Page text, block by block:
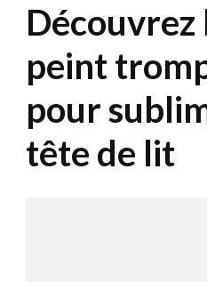
peint
pour
tête de lit